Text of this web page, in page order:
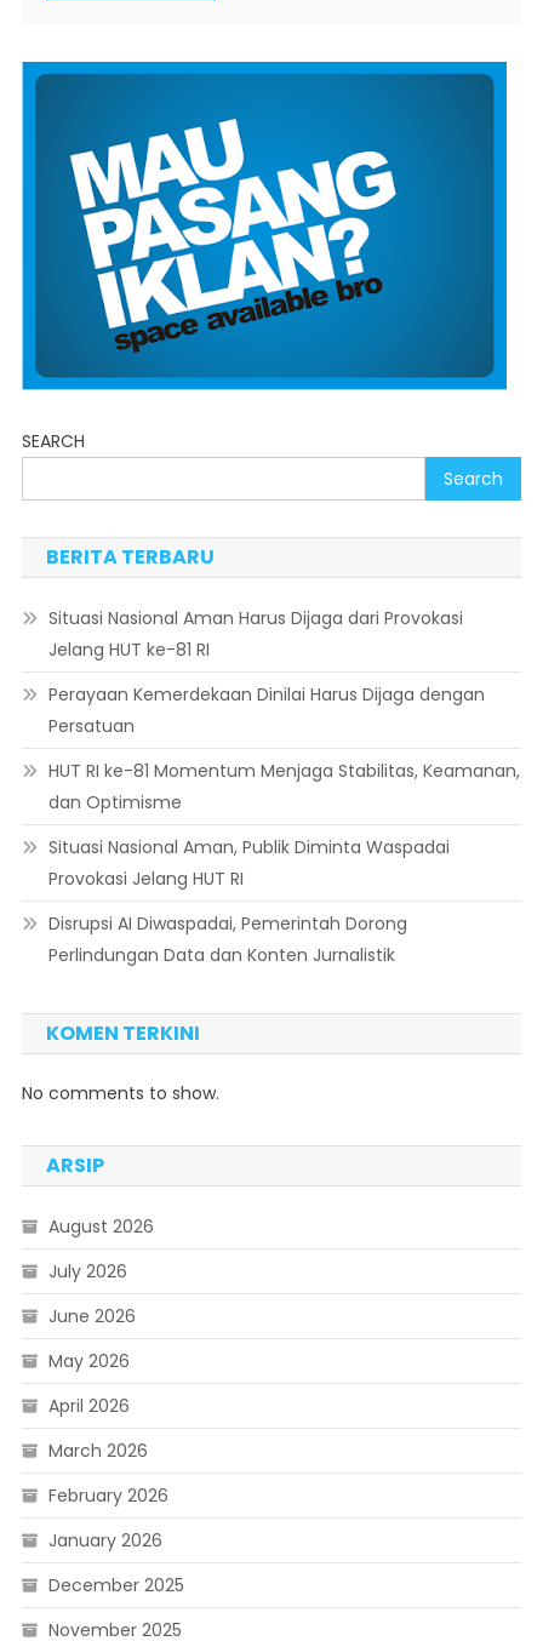
SEARCH
Search
BERITA TERBARU
Situasi Nasional Aman Harus Dijaga dari Provokasi
Jelang HUT ke-81 RI
Perayaan Kemerdekaan Dinilai Harus Dijaga dengan
Persatuan
HUT RI ke-81 Momentum Menjaga Stabilitas, Keamanan,
dan Optimisme
Situasi Nasional Aman, Publik Diminta Waspadai
Provokasi Jelang HUT RI
Disrupsi AI Diwaspadai, Pemerintah Dorong
Perlindungan Data dan Konten Jurnalistik
KOMEN TERKINI
No comments to show.
ARSIP
August 2026
July 2026
June 2026
May 2026
April 2026
March 2026
February 2026
January 2026
December 2025
November 2025